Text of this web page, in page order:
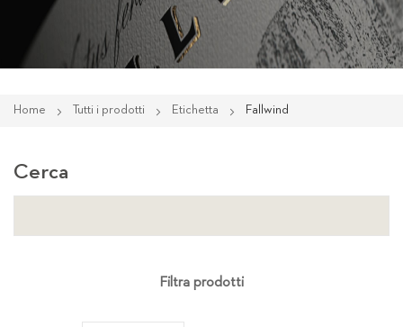
Home Tutti i prodotti Etichetta Fallwind
Cerca
Filtra prodotti